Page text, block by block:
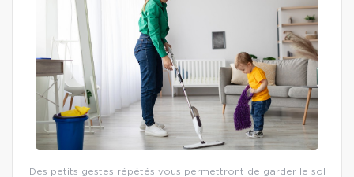
Des petits gestes répétés vous permettront de garder le sol